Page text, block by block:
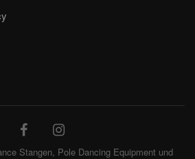
Stangen, Pole Dancing Equipment und